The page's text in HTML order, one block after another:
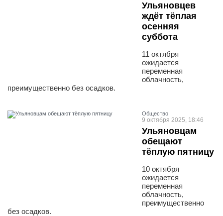
Ульяновцев
ждёт тёплая
осенняя
суббота
11 октября
ожидается
переменная
облачность,
преимущественно без осадков.
Общество
9 октября 2025, 18:46
Ульяновцам
обещают
тёплую пятницу
10 октября
ожидается
переменная
облачность,
преимущественно
без осадков.